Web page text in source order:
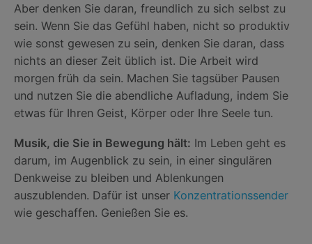
Aber denken Sie daran, freundlich zu sich selbst zu
sein. Wenn Sie das Gefühl haben, nicht so produktiv
wie sonst gewesen zu sein, denken Sie daran, dass
nichts an dieser Zeit üblich ist. Die Arbeit wird
morgen früh da sein. Machen Sie tagsüber Pausen
und nutzen Sie die abendliche Aufladung, indem Sie
etwas für Ihren Geist, Körper oder Ihre Seele tun.
Musik, die Sie in Bewegung hält: Im Leben geht es
darum, im Augenblick zu sein, in einer singulären
Denkweise zu bleiben und Ablenkungen
auszublenden. Dafür ist unser Konzentrationssender
wie geschaffen. Genießen Sie es.